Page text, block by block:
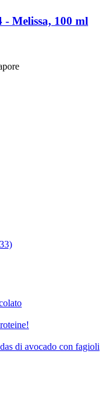
-​ Melissa, 100 ml
di avocado con fagioli